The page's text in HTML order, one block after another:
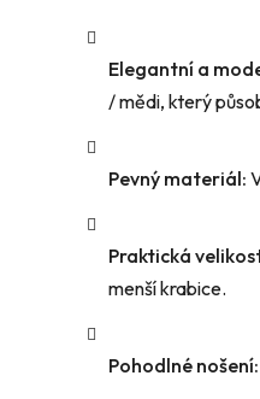
Elegantní a
/ mědi, který
Pevný materiál:
Praktická
menší krabice.
Pohodlné nošení: